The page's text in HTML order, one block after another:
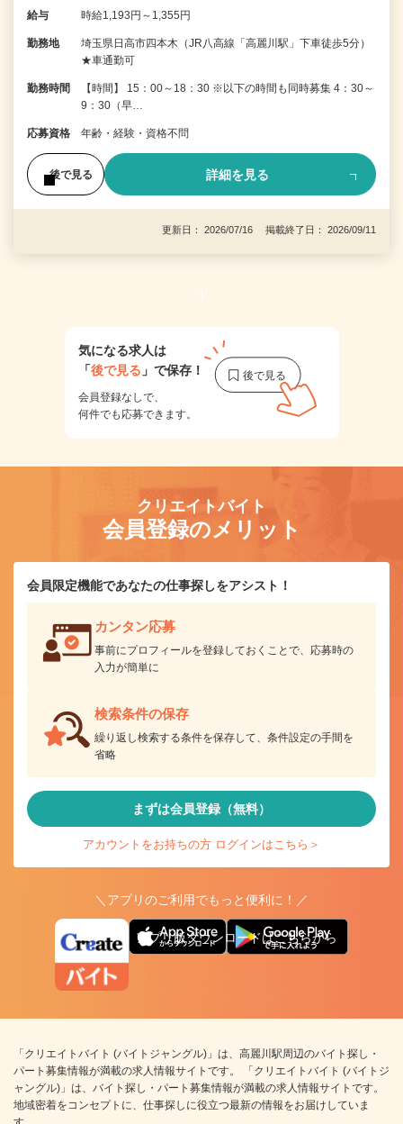
給与 時給1,193円～1,355円
勤務地
埼玉県日高市四本木（JR八高線「高麗川駅」下車徒歩5分）
★車通勤可
勤務時間
【時間】 15：00～18：30 ※以下の時間も同時募集 4：30～
9：30（早…
応募資格 年齢・経験・資格不問
後で見る 詳細を見る
更新日： 2026/07/16 掲載終了日： 2026/09/11
1
気になる求人は
「後で見る 」で保存！
会員登録なしで、
何件でも応募できます。
クリエイトバイト
会員登録のメリット
会員限定機能であなたの仕事探しをアシスト！
カンタン応募
事前にプロフィールを登録しておくことで、応募時の
入力が簡単に
検索条件の保存
繰り返し検索する条件を保存して、条件設定の手間を
省略
まずは会員登録（無料）
アカウントをお持ちの方 ログインはこちら＞
＼アプリのご利用でもっと便利に！／
アプリ版ダウンロードはこちらから
「クリエイトバイト (バイトジャングル)」は、高麗川駅周辺のバイト探し・
パート募集情報が満載の求人情報サイトです。 「クリエイトバイト (バイトジ
ャングル)」は、バイト探し・パート募集情報が満載の求人情報サイトです。
地域密着をコンセプトに、仕事探しに役立つ最新の情報をお届けしていま